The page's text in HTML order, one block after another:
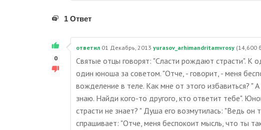
1 Ответ
0
ответил 01 Декабрь, 2013 yurasov_arhimandritamvrosy (14,600
Святые отцы говорят: "Сласти рождают страсти". К
один юноша за советом. "Отче, - говорит, - меня
вожделение в теле. Как мне от этого избавиться? "
знаю. Найди кого-то другого, кто ответит тебе".
страсти не знает? " Душа его возмутилась: "Ведь он
спрашивает: "Отче, меня беспокоит мысль, что ты